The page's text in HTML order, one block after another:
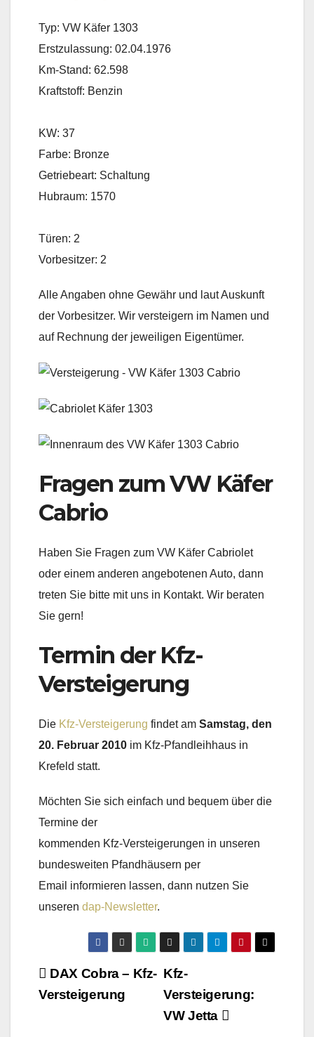
Typ: VW Käfer 1303
Erstzulassung: 02.04.1976
Km-Stand: 62.598
Kraftstoff: Benzin
KW: 37
Farbe: Bronze
Getriebeart: Schaltung
Hubraum: 1570
Türen: 2
Vorbesitzer: 2
Alle Angaben ohne Gewähr und laut Auskunft
der Vorbesitzer. Wir versteigern im Namen und
auf Rechnung der jeweiligen Eigentümer.
Fragen zum VW Käfer
Cabrio
Haben Sie Fragen zum VW Käfer Cabriolet
oder einem anderen angebotenen Auto, dann
treten Sie bitte mit uns in Kontakt. Wir beraten
Sie gern!
Termin der Kfz-
Versteigerung
Die Kfz-Versteigerung findet am Samstag, den
20. Februar 2010 im Kfz-Pfandleihhaus in
Krefeld statt.
Möchten Sie sich einfach und bequem über die
Termine der
kommenden Kfz-Versteigerungen in unseren
bundesweiten Pfandhäusern per
Email informieren lassen, dann nutzen Sie
unseren dap-Newsletter.
Beitragsnavigation
Kfz-
Versteigerung:
VW Jetta
DAX Cobra – Kfz-
Versteigerung